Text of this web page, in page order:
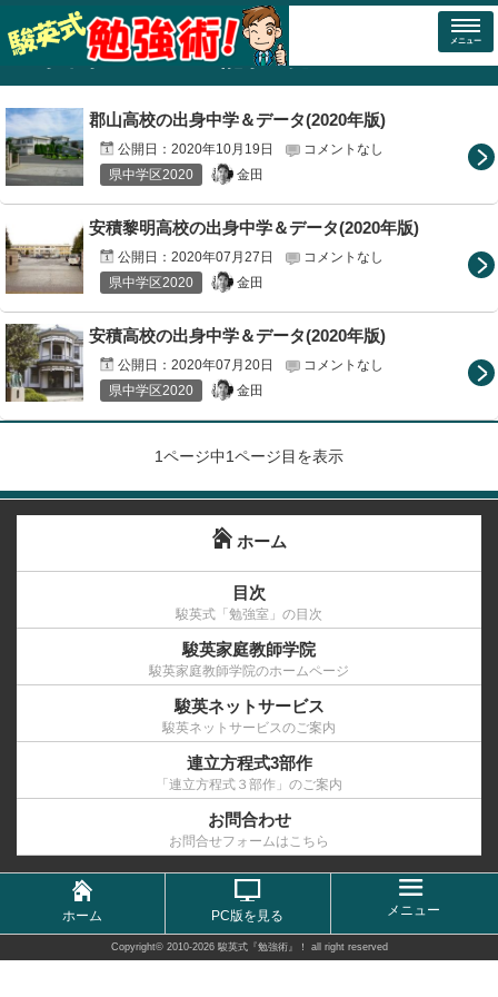
メニュー
トップページ 福島県の高校紹介(2020年)
「 県中学区2020」の記事一覧
郡山高校の出身中学＆データ(2020年版)
公開日： 2020年10月19日
コメントなし
県中学区2020
金田
安積黎明高校の出身中学＆データ(2020年版)
公開日： 2020年07月27日
コメントなし
県中学区2020
金田
安積高校の出身中学＆データ(2020年版)
公開日： 2020年07月20日
コメントなし
県中学区2020
金田
1ページ中1ページ目を表示
ホーム
目次
駿英式「勉強室」の目次
駿英家庭教師学院
駿英家庭教師学院のホームページ
駿英ネットサービス
駿英ネットサービスのご案内
連立方程式3部作
「連立方程式３部作」のご案内
お問合わせ
お問合せフォームはこちら
ホーム PC版を見る メニュー
Copyright© 2010-2026 駿英式『勉強術』！ all right reserved